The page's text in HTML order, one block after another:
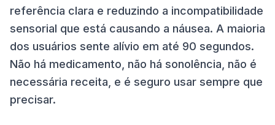
referência clara e reduzindo a incompatibilidade
sensorial que está causando a náusea. A maioria
dos usuários sente alívio em até 90 segundos.
Não há medicamento, não há sonolência, não é
necessária receita, e é seguro usar sempre que
precisar.